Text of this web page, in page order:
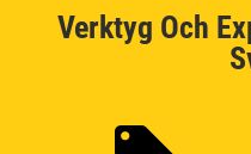
Verktyg Och